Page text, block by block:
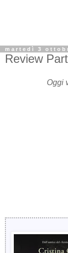
martedì 3
Review
Oggi